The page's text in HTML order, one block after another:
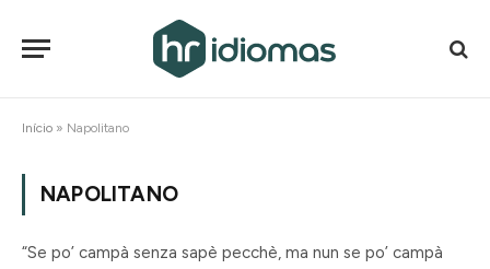
Início » Napolitano
NAPOLITANO
“Se po’ campà senza sapè pecchè, ma nun se po’ campà